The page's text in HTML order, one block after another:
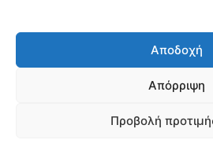
Αποδοχή
Απόρριψη
Προβολή
@2026 3ype.gr All
Θεσσαλονίκη, ΕλλάδαΤηλ:
01005 Website Visits: